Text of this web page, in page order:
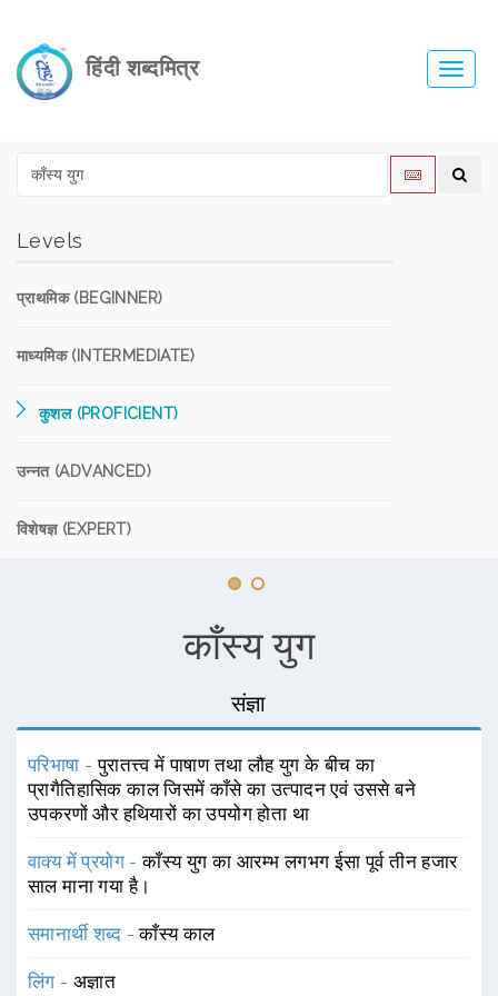
हिंदी शब्दमित्र
Levels
प्राथमिक (BEGINNER)
माध्यमिक (INTERMEDIATE)
कुशल (PROFICIENT)
उन्नत (ADVANCED)
विशेषज्ञ (EXPERT)
काँस्य युग
संज्ञा
परिभाषा -पुरातत्त्व में पाषाण तथा लौह युग के बीच का
प्रागैतिहासिक काल जिसमें काँसे का उत्पादन एवं उससे बने
उपकरणों और हथियारों का उपयोग होता था
वाक्य में प्रयोग -काँस्य युग का आरम्भ लगभग ईसा पूर्व तीन हजार
साल माना गया है।
समानार्थी शब्द -काँस्य काल
लिंग - अज्ञात